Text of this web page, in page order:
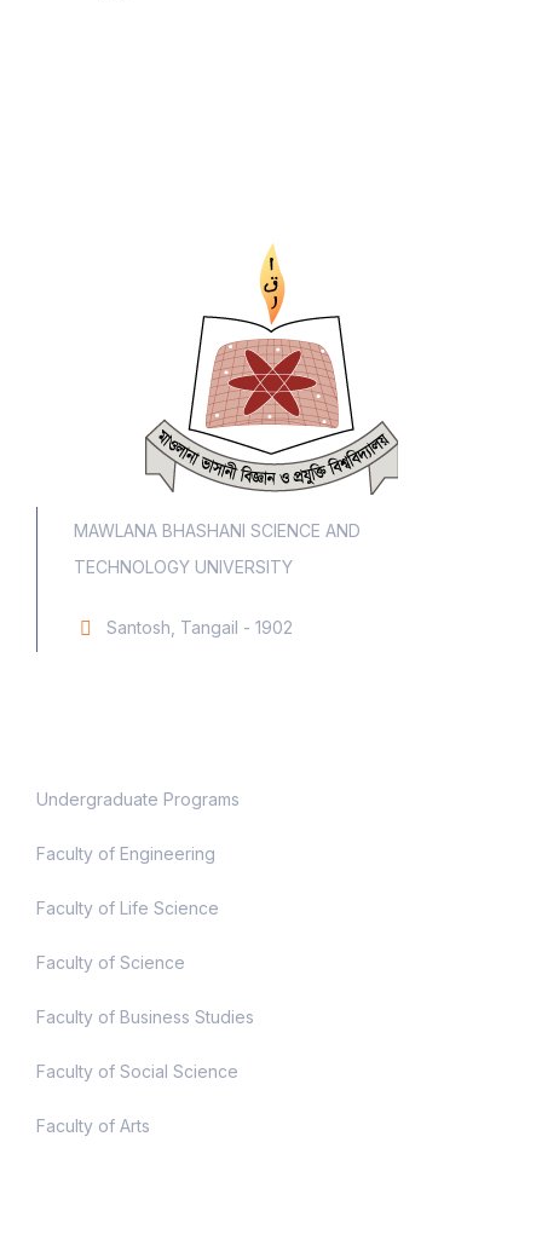
MAWLANA BHASHANI SCIENCE AND
TECHNOLOGY UNIVERSITY
Santosh, Tangail - 1902
Undergraduate Programs
Faculty of Engineering
Faculty of Life Science
Faculty of Science
Faculty of Business Studies
Faculty of Social Science
Faculty of Arts